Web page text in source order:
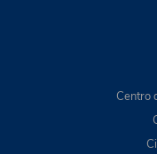
Centro